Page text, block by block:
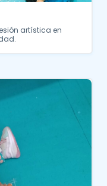
artística en